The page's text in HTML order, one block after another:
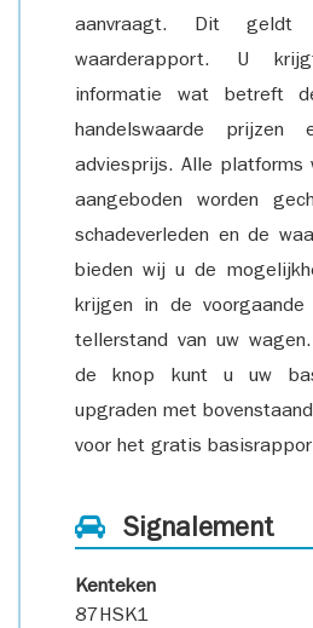
aanvraagt. Dit
waarderapport. U
informatie wat betreft
handelswaarde prijzen
adviesprijs. Alle platforms
aangeboden worden
schadeverleden en de
bieden wij u de
krijgen in de
tellerstand van uw
de knop kunt u uw
upgraden met
voor het gratis
Signalement
Kenteken
87HSK1